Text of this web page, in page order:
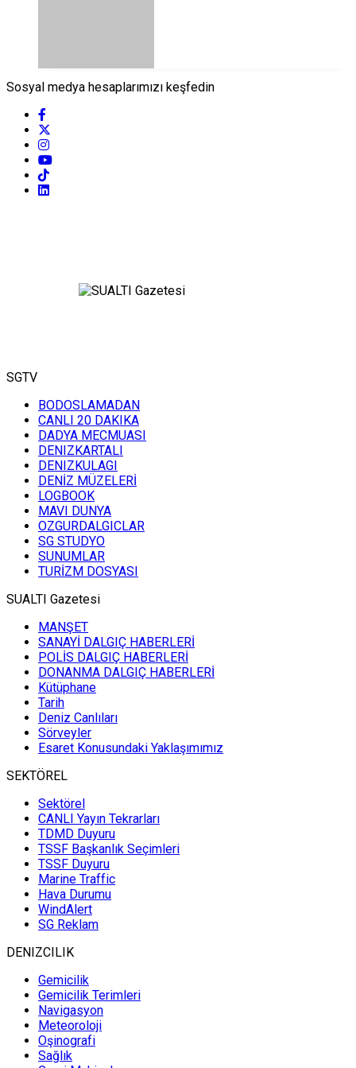
Sosyal medya hesaplarımızı keşfedin
SGTV
BODOSLAMADAN
CANLI 20 DAKIKA
DADYA MECMUASI
DENIZKARTALI
DENIZKULAGI
DENİZ MÜZELERİ
LOGBOOK
MAVI DUNYA
OZGURDALGICLAR
SG STUDYO
SUNUMLAR
TURİZM DOSYASI
SUALTI Gazetesi
MANŞET
SANAYİ DALGIÇ HABERLERİ
POLİS DALGIÇ HABERLERİ
DONANMA DALGIÇ HABERLERİ
Kütüphane
Tarih
Deniz Canlıları
Sörveyler
Esaret Konusundaki Yaklaşımımız
SEKTÖREL
Sektörel
CANLI Yayın Tekrarları
TDMD Duyuru
TSSF Başkanlık Seçimleri
TSSF Duyuru
Marine Traffic
Hava Durumu
WindAlert
SG Reklam
DENIZCILIK
Gemicilik
Gemicilik Terimleri
Navigasyon
Meteoroloji
Oşinografi
Sağlık